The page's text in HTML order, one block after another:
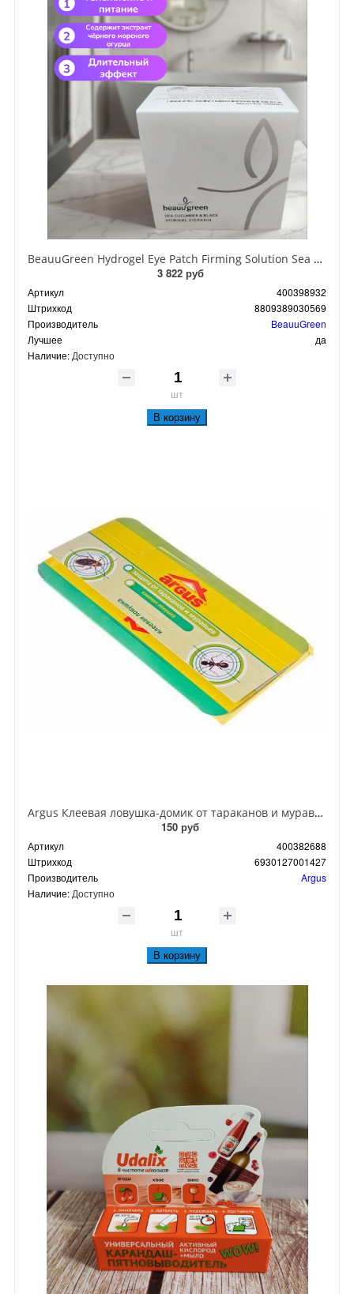
BeauuGreen Hydrogel Eye Patch Firming Solution Sea Cocumber & Black Гидрогелевые патчи для кожи вокруг глаз с экстрактом черного морского огурца 60 шт 90 гр
3 822 руб
Артикул
400398932
Штрихкод
8809389030569
Производитель
BeauuGreen
Лучшее
да
Наличие: Доступно
шт
В корзину
Argus Клеевая ловушка-домик от тараканов и муравьев
150 руб
Артикул
400382688
Штрихкод
6930127001427
Производитель
Argus
Наличие: Доступно
шт
В корзину